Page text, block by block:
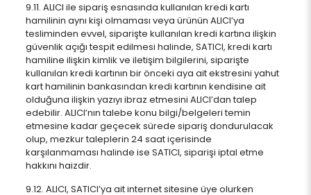
9.11. ALICI ile sipariş esnasında kullanılan kredi kartı
hamilinin aynı kişi olmaması veya ürünün ALICI’ya
tesliminden evvel, siparişte kullanılan kredi kartına ilişkin
güvenlik açığı tespit edilmesi halinde, SATICI, kredi kartı
hamiline ilişkin kimlik ve iletişim bilgilerini, siparişte
kullanılan kredi kartının bir önceki aya ait ekstresini yahut
kart hamilinin bankasından kredi kartının kendisine ait
olduğuna ilişkin yazıyı ibraz etmesini ALICI’dan talep
edebilir. ALICI’nın talebe konu bilgi/belgeleri temin
etmesine kadar geçecek sürede sipariş dondurulacak
olup, mezkur taleplerin 24 saat içerisinde
karşılanmaması halinde ise SATICI, siparişi iptal etme
hakkını haizdir.
9.12. ALICI, SATICI’ya ait internet sitesine üye olurken